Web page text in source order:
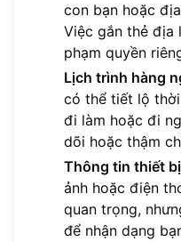
con bạn hoặc
Việc gắn thẻ địa
phạm quyền
Lịch trình hàng
có thể tiết lộ
đi làm hoặc đi
dõi hoặc thậm
Thông tin thiết
ảnh hoặc điện
quan trọng,
để nhận dạng